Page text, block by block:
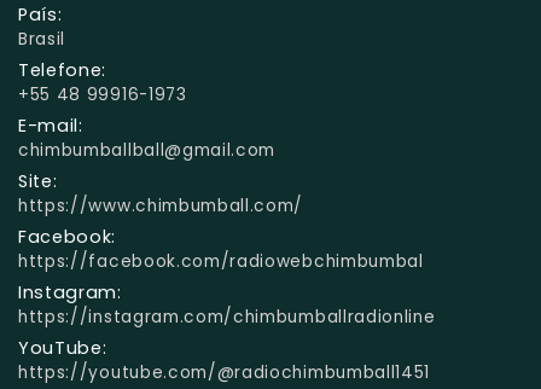
País:
Brasil
Telefone:
+55 48 99916-1973
E-mail:
chimbumballball@gmail.com
Site:
https://www.chimbumball.com/
Facebook:
https://facebook.com/radiowebchimbumbal
Instagram:
https://instagram.com/chimbumballradionline
YouTube:
https://youtube.com/@radiochimbumball1451